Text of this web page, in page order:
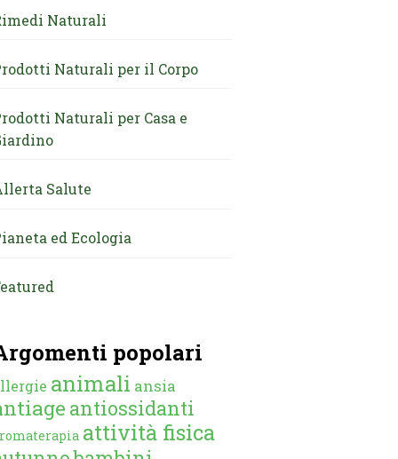
Naturali
Naturali per il Corpo
Naturali per Casa e
Salute
ed Ecologia
popolari
animali ansia
antiossidanti
attività fisica